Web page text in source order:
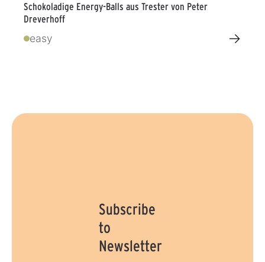
Schokoladige Energy-Balls aus Trester von Peter
Dreverhoff
easy →
Subscribe
to
Newsletter